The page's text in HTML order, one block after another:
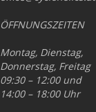
ÖFFNUNGSZEITEN
Montag, Dienstag,
Donnerstag, Freitag
09:30 – 12:00 und
14:00 – 18:00 Uhr